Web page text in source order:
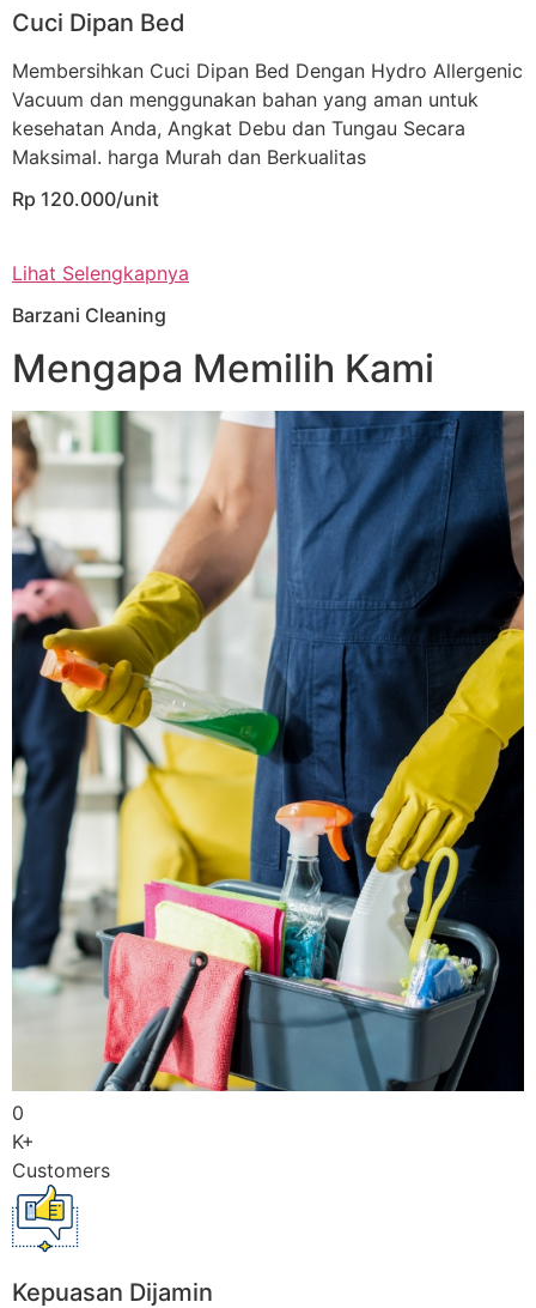
Cuci Dipan Bed
Membersihkan Cuci Dipan Bed Dengan Hydro Allergenic
Vacuum dan menggunakan bahan yang aman untuk
kesehatan Anda, Angkat Debu dan Tungau Secara
Maksimal. harga Murah dan Berkualitas
Rp 120.000/unit
Lihat Selengkapnya
Barzani Cleaning
Mengapa Memilih Kami
0
K+
Customers
Kepuasan Dijamin